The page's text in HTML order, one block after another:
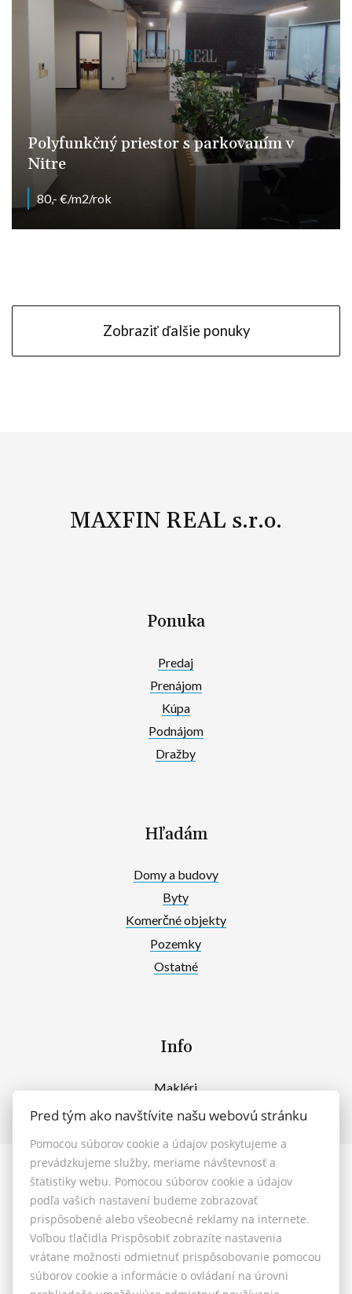
Polyfunkčný priestor s parkovaním v
Nitre
80,- €/m2/rok
Zobraziť ďalšie ponuky
MAXFIN REAL s.r.o.
Ponuka
Predaj
Prenájom
Kúpa
Podnájom
Dražby
Hľadám
Domy a budovy
Byty
Komerčné objekty
Pozemky
Ostatné
Info
Makléri
Napíšte nám
© 2026 - MAXFIN REAL s.r.o.
Vašinova 125/61, Nitra 949 01, E-mail: reality@maxfinreal.sk
Nastavenie cookies
Všeobecné podmienky sprostredkovania
Pred tým ako navštívite našu webovú stránku
Pomocou súborov cookie a údajov poskytujeme a
prevádzkujeme služby, meriame návštevnosť a
štatistiky webu. Pomocou súborov cookie a údajov
podľa vašich nastavení budeme zobrazovať
prispôsobené alebo všeobecné reklamy na internete.
Voľbou tlačidla Prispôsobiť zobrazíte nastavenia
vrátane možnosti odmietnuť prispôsobovanie pomocou
súborov cookie a informácie o ovládaní na úrovni